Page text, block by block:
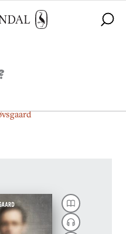
i forældrenes krig